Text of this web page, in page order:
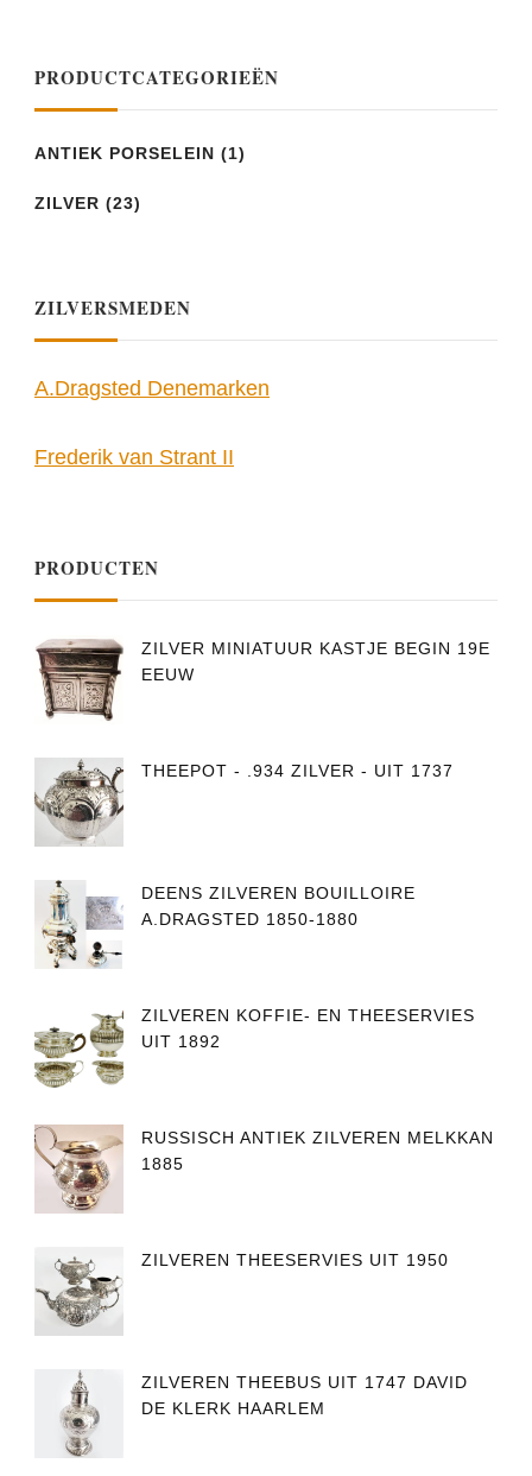
PRODUCTCATEGORIEËN
ANTIEK PORSELEIN (1)
ZILVER (23)
ZILVERSMEDEN
A.Dragsted Denemarken
Frederik van Strant II
PRODUCTEN
ZILVER MINIATUUR KASTJE BEGIN 19E
EEUW
THEEPOT - .934 ZILVER - UIT 1737
DEENS ZILVEREN BOUILLOIRE
A.DRAGSTED 1850-1880
ZILVEREN KOFFIE- EN THEESERVIES
UIT 1892
RUSSISCH ANTIEK ZILVEREN MELKKAN
1885
ZILVEREN THEESERVIES UIT 1950
ZILVEREN THEEBUS UIT 1747 DAVID
DE KLERK HAARLEM